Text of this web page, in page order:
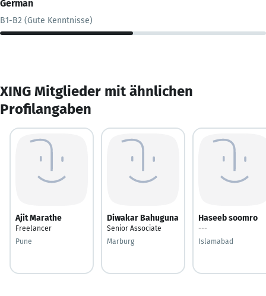
German
B1-B2 (Gute Kenntnisse)
XING Mitglieder mit ähnlichen
Profilangaben
Ajit Marathe
Freelancer
Pune
Diwakar Bahuguna
Senior Associate
Marburg
Haseeb soomro
---
Islamabad